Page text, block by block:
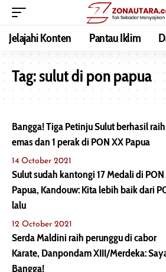
Jelajahi Konten Pantau Iklim
Tag:sulut di pon papua
Bangga! Tiga Petinju Sulut berhasil
emas dan 1 perak di PON XX Papua
14 October 2021
Sulut sudah kantongi 17 Medali di
Papua, Kandouw: Kita lebih baik dari
lalu
12 October 2021
Serda Maldini raih perunggu di cabor
Karate, Danpondam XIII/Merdeka:
Bangga!